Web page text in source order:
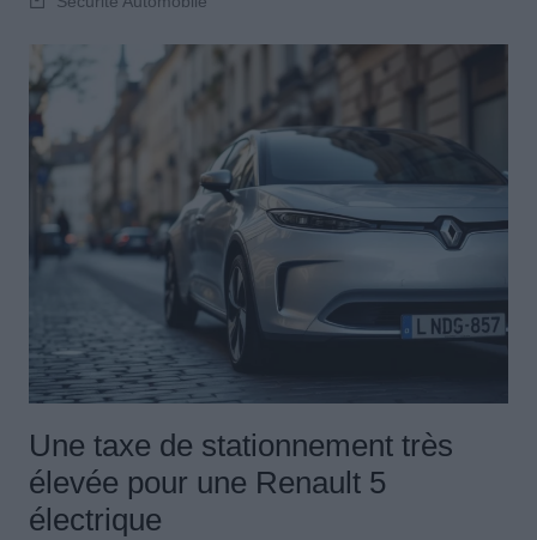
Une taxe de stationnement très
élevée pour une Renault 5
électrique